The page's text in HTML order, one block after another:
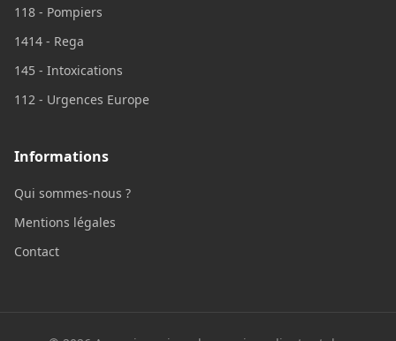
118 - Pompiers
1414 - Rega
145 - Intoxications
112 - Urgences Europe
Informations
Qui sommes-nous ?
Mentions légales
Contact